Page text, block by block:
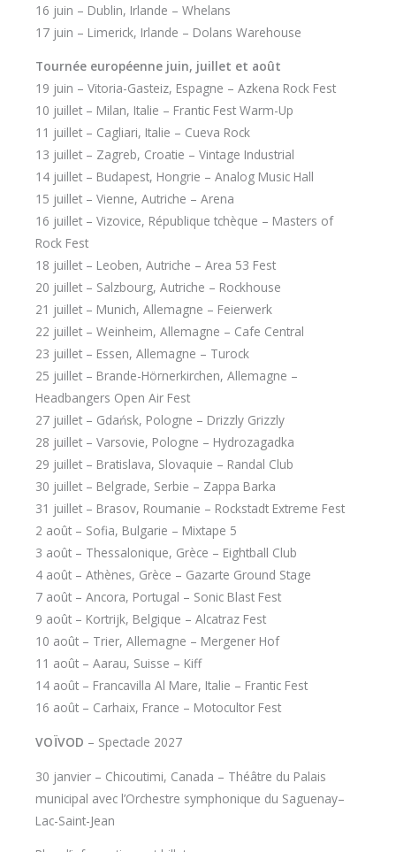
16 juin – Dublin, Irlande – Whelans
17 juin – Limerick, Irlande – Dolans Warehouse
Tournée européenne juin, juillet et août
19 juin – Vitoria-Gasteiz, Espagne – Azkena Rock Fest
10 juillet – Milan, Italie – Frantic Fest Warm-Up
11 juillet – Cagliari, Italie – Cueva Rock
13 juillet – Zagreb, Croatie – Vintage Industrial
14 juillet – Budapest, Hongrie – Analog Music Hall
15 juillet – Vienne, Autriche – Arena
16 juillet – Vizovice, République tchèque – Masters of
Rock Fest
18 juillet – Leoben, Autriche – Area 53 Fest
20 juillet – Salzbourg, Autriche – Rockhouse
21 juillet – Munich, Allemagne – Feierwerk
22 juillet – Weinheim, Allemagne – Cafe Central
23 juillet – Essen, Allemagne – Turock
25 juillet – Brande-Hörnerkirchen, Allemagne –
Headbangers Open Air Fest
27 juillet – Gdańsk, Pologne – Drizzly Grizzly
28 juillet – Varsovie, Pologne – Hydrozagadka
29 juillet – Bratislava, Slovaquie – Randal Club
30 juillet – Belgrade, Serbie – Zappa Barka
31 juillet – Brasov, Roumanie – Rockstadt Extreme Fest
2 août – Sofia, Bulgarie – Mixtape 5
3 août – Thessalonique, Grèce – Eightball Club
4 août – Athènes, Grèce – Gazarte Ground Stage
7 août – Ancora, Portugal – Sonic Blast Fest
9 août – Kortrijk, Belgique – Alcatraz Fest
10 août – Trier, Allemagne – Mergener Hof
11 août – Aarau, Suisse – Kiff
14 août – Francavilla Al Mare, Italie – Frantic Fest
16 août – Carhaix, France – Motocultor Fest
VOÏVOD – Spectacle 2027
30 janvier – Chicoutimi, Canada – Théâtre du Palais
municipal avec l’Orchestre symphonique du Saguenay–
Lac-Saint-Jean